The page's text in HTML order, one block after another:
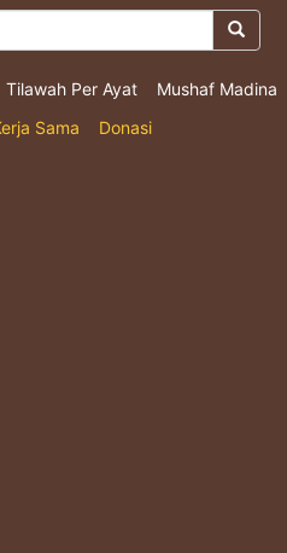
Tilawah Per Ayat
Mushaf Madina
Sama Donasi